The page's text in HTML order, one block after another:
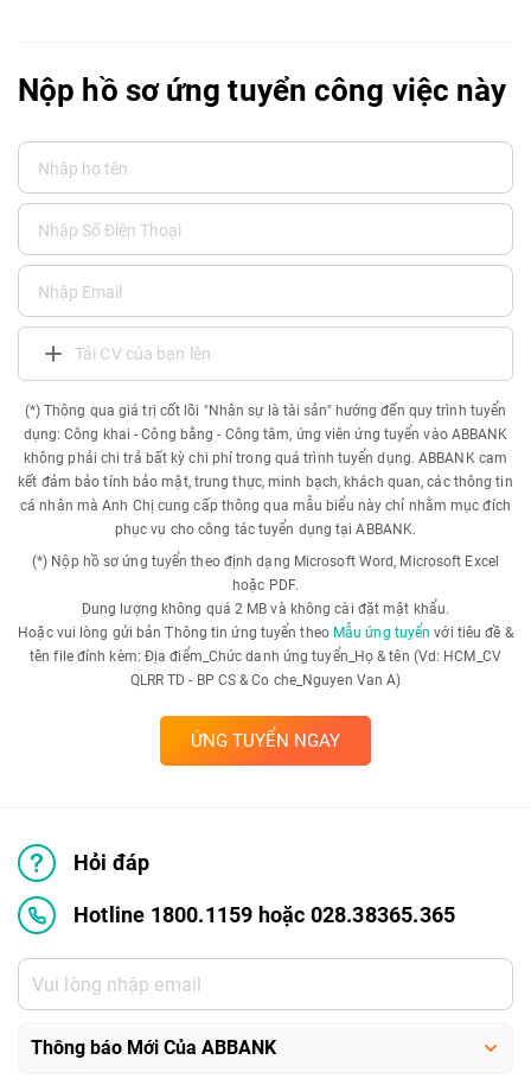
Nộp hồ sơ ứng tuyển công việc này
Tải CV của bạn lên
(*) Thông qua giá trị cốt lõi "Nhân sự là tài sản" hướng đến quy trình tuyển
dụng: Công khai - Công bằng - Công tâm, ứng viên ứng tuyển vào ABBANK
không phải chi trả bất kỳ chi phí trong quá trình tuyển dụng. ABBANK cam
kết đảm bảo tính bảo mật, trung thực, minh bạch, khách quan, các thông tin
cá nhân mà Anh Chị cung cấp thông qua mẫu biểu này chỉ nhằm mục đích
phục vụ cho công tác tuyển dụng tại ABBANK.
(*) Nộp hồ sơ ứng tuyển theo định dạng Microsoft Word, Microsoft Excel
hoặc PDF.
Dung lượng không quá 2 MB và không cài đặt mật khẩu.
Hoặc vui lòng gửi bản Thông tin ứng tuyển theo Mẫu ứng tuyển với tiêu đề &
tên file đính kèm: Địa điểm_Chức danh ứng tuyển_Họ & tên (Vd: HCM_CV
QLRR TD - BP CS & Co che_Nguyen Van A)
ỨNG TUYỂN NGAY
Hỏi đáp
Hotline 1800.1159 hoặc 028.38365.365